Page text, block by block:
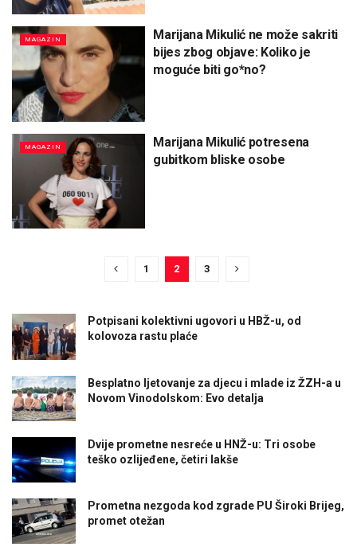
MAGAZIN
Marijana Mikulić ne može sakriti
bijes zbog objave: Koliko je
moguće biti go*no?
MAGAZIN
Marijana Mikulić potresena
gubitkom bliske osobe
1 2 3
Potpisani kolektivni ugovori u HBŽ-u, od
kolovoza rastu plaće
Besplatno ljetovanje za djecu i mlade iz ŽZH-a u
Novom Vinodolskom: Evo detalja
Dvije prometne nesreće u HNŽ-u: Tri osobe
teško ozlijeđene, četiri lakše
Prometna nezgoda kod zgrade PU Široki Brijeg,
promet otežan